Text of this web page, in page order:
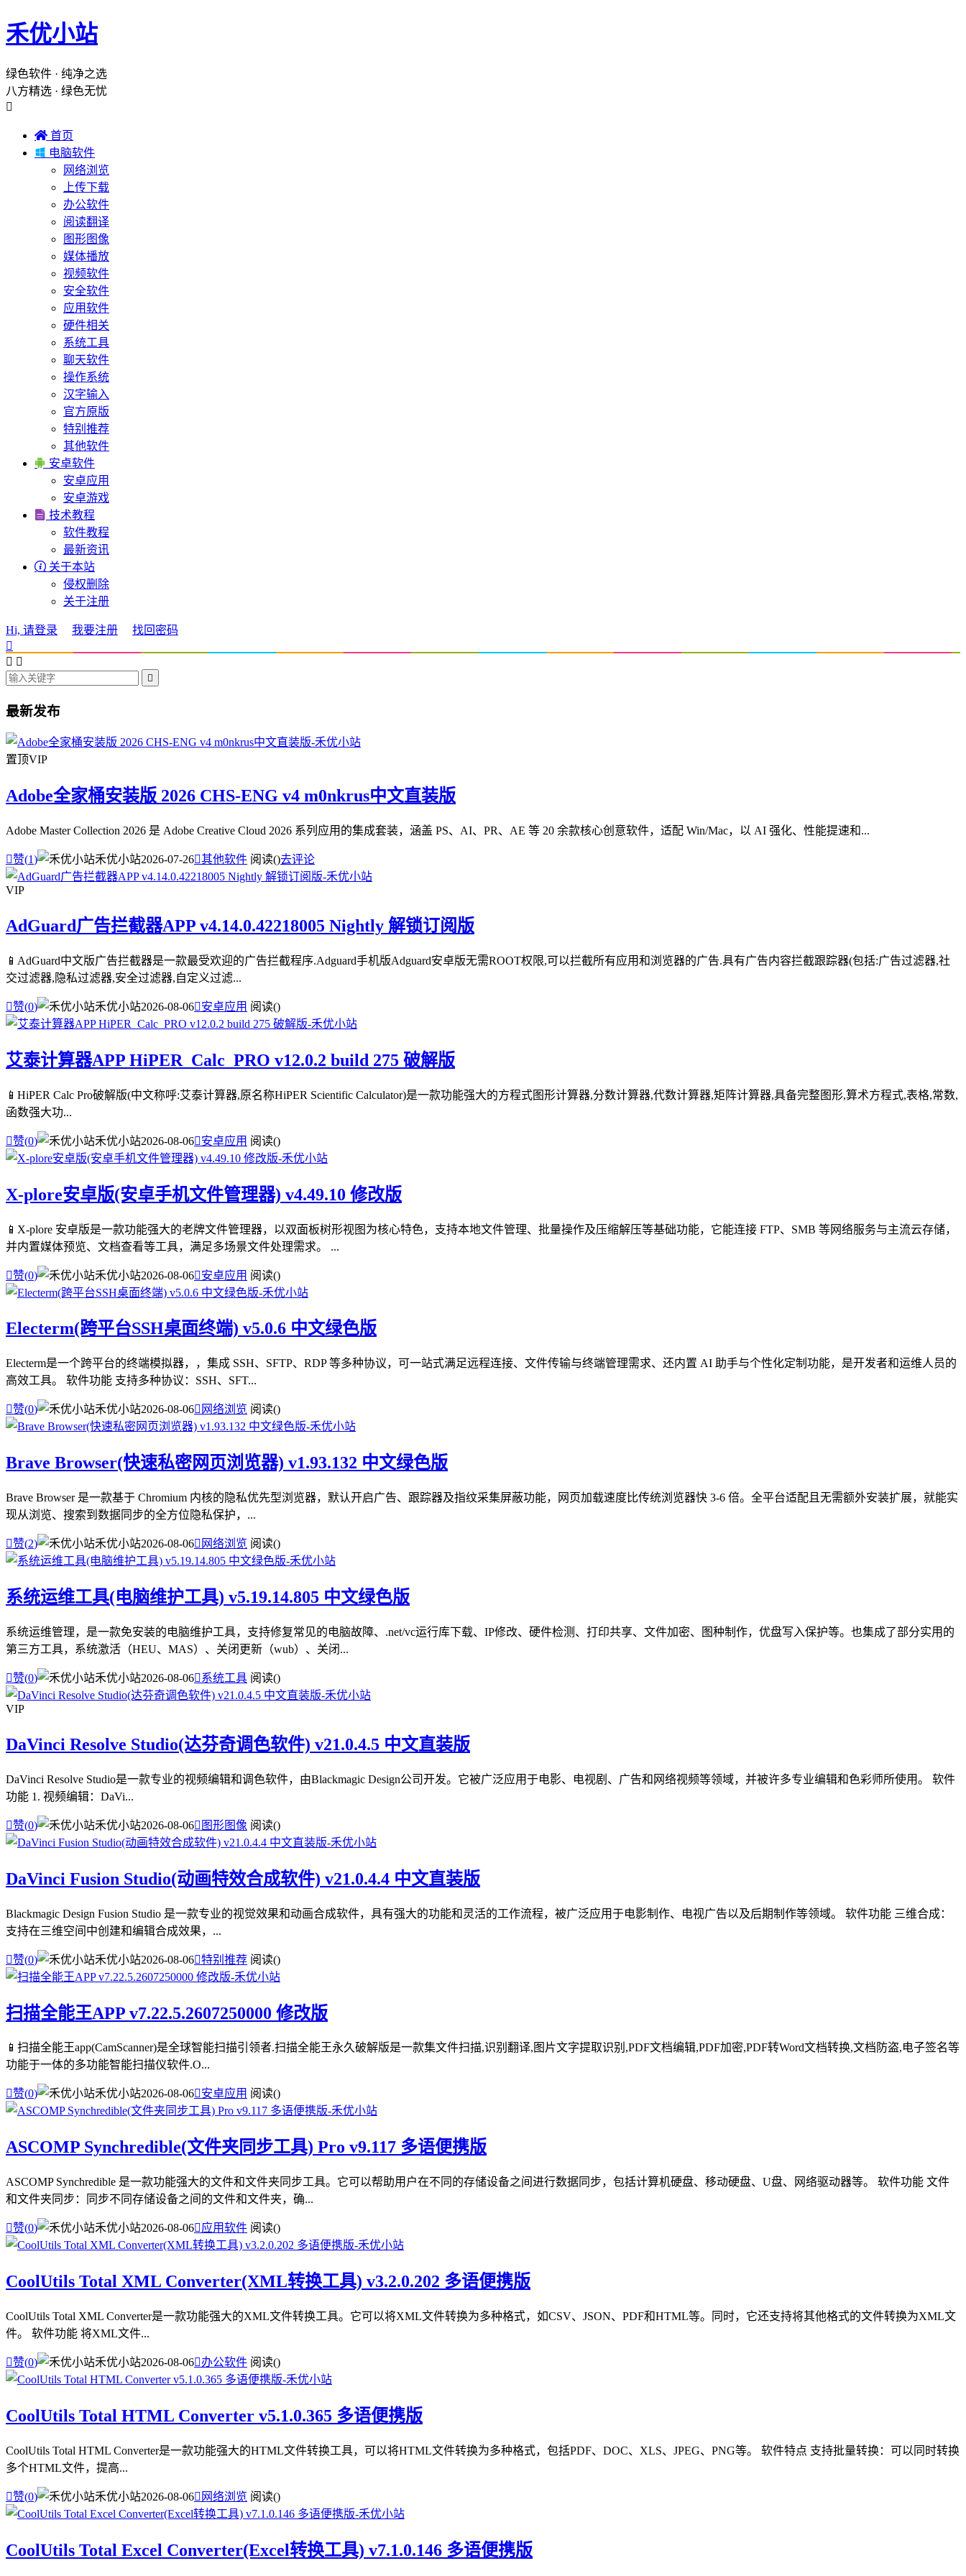
禾优小站
绿色软件 · 纯净之选
八方精选 · 绿色无忧

 首页
 电脑软件
网络浏览
上传下载
办公软件
阅读翻译
图形图像
媒体播放
视频软件
安全软件
应用软件
硬件相关
系统工具
聊天软件
操作系统
汉字输入
官方原版
特别推荐
其他软件
 安卓软件
安卓应用
安卓游戏
 技术教程
软件教程
最新资讯
 关于本站
侵权删除
关于注册
Hi, 请登录 我要注册
找回密码

 

最新发布
置顶VIP
Adobe全家桶安装版 2026 CHS-ENG v4 m0nkrus中文直装版
Adobe Master Collection 2026 是 Adobe Creative Cloud 2026 系列应用的集成套装，涵盖 PS、AI、PR、AE 等 20 余款核心创意软件，适配 Win/Mac，以 AI 强化、性能提速和...
赞(1) 禾优小站2026-07-26其他软件 阅读()去评论
VIP
AdGuard广告拦截器APP v4.14.0.42218005 Nightly 解锁订阅版
📱AdGuard中文版广告拦截器是一款最受欢迎的广告拦截程序.Adguard手机版Adguard安卓版无需ROOT权限,可以拦截所有应用和浏览器的广告.具有广告内容拦截跟踪器(包括:广告过滤器,社
交过滤器,隐私过滤器,安全过滤器,自定义过滤...
赞(0) 禾优小站2026-08-06安卓应用 阅读()
艾泰计算器APP HiPER_Calc_PRO v12.0.2 build 275 破解版
📱HiPER Calc Pro破解版(中文称呼:艾泰计算器,原名称HiPER Scientific Calculator)是一款功能强大的方程式图形计算器,分数计算器,代数计算器,矩阵计算器,具备完整图形,算术方程式,表格,常数,
函数强大功...
赞(0) 禾优小站2026-08-06安卓应用 阅读()
X-plore安卓版(安卓手机文件管理器) v4.49.10 修改版
📱X-plore 安卓版是一款功能强大的老牌文件管理器，以双面板树形视图为核心特色，支持本地文件管理、批量操作及压缩解压等基础功能，它能连接 FTP、SMB 等网络服务与主流云存储，
并内置媒体预览、文档查看等工具，满足多场景文件处理需求。 ...
赞(0) 禾优小站2026-08-06安卓应用 阅读()
Electerm(跨平台SSH桌面终端) v5.0.6 中文绿色版
Electerm是一个跨平台的终端模拟器，，集成 SSH、SFTP、RDP 等多种协议，可一站式满足远程连接、文件传输与终端管理需求、还内置 AI 助手与个性化定制功能，是开发者和运维人员的
高效工具。 软件功能 支持多种协议：SSH、SFT...
赞(0) 禾优小站2026-08-06 网络浏览 阅读()
Brave Browser(快速私密网页浏览器) v1.93.132 中文绿色版
Brave Browser 是一款基于 Chromium 内核的隐私优先型浏览器，默认开启广告、跟踪器及指纹采集屏蔽功能，网页加载速度比传统浏览器快 3-6 倍。全平台适配且无需额外安装扩展，就能实
现从浏览、搜索到数据同步的全方位隐私保护，...
赞(2) 禾优小站2026-08-06 网络浏览 阅读()
系统运维工具(电脑维护工具) v5.19.14.805 中文绿色版
系统运维管理，是一款免安装的电脑维护工具，支持修复常见的电脑故障、.net/vc运行库下载、IP修改、硬件检测、打印共享、文件加密、图种制作，优盘写入保护等。也集成了部分实用的
第三方工具，系统激活（HEU、MAS）、关闭更新（wub）、关闭...
赞(0) 禾优小站2026-08-06系统工具 阅读()
VIP
DaVinci Resolve Studio(达芬奇调色软件) v21.0.4.5 中文直装版
DaVinci Resolve Studio是一款专业的视频编辑和调色软件，由Blackmagic Design公司开发。它被广泛应用于电影、电视剧、广告和网络视频等领域，并被许多专业编辑和色彩师所使用。 软件
功能 1. 视频编辑：DaVi...
赞(0) 禾优小站2026-08-06 图形图像 阅读()
DaVinci Fusion Studio(动画特效合成软件) v21.0.4.4 中文直装版
Blackmagic Design Fusion Studio 是一款专业的视觉效果和动画合成软件，具有强大的功能和灵活的工作流程，被广泛应用于电影制作、电视广告以及后期制作等领域。 软件功能 三维合成：
支持在三维空间中创建和编辑合成效果，...
赞(0) 禾优小站2026-08-06特别推荐 阅读()
扫描全能王APP v7.22.5.2607250000 修改版
📱扫描全能王app(CamScanner)是全球智能扫描引领者.扫描全能王永久破解版是一款集文件扫描,识别翻译,图片文字提取识别,PDF文档编辑,PDF加密,PDF转Word文档转换,文档防盗,电子签名等
功能于一体的多功能智能扫描仪软件.O...
赞(0) 禾优小站2026-08-06安卓应用 阅读()
ASCOMP Synchredible(文件夹同步工具) Pro v9.117 多语便携版
ASCOMP Synchredible 是一款功能强大的文件和文件夹同步工具。它可以帮助用户在不同的存储设备之间进行数据同步，包括计算机硬盘、移动硬盘、U盘、网络驱动器等。 软件功能 文件
和文件夹同步：同步不同存储设备之间的文件和文件夹，确...
赞(0) 禾优小站2026-08-06应用软件 阅读()
CoolUtils Total XML Converter(XML转换工具) v3.2.0.202 多语便携版
CoolUtils Total XML Converter是一款功能强大的XML文件转换工具。它可以将XML文件转换为多种格式，如CSV、JSON、PDF和HTML等。同时，它还支持将其他格式的文件转换为XML文
件。 软件功能 将XML文件...
赞(0) 禾优小站2026-08-06办公软件 阅读()
CoolUtils Total HTML Converter v5.1.0.365 多语便携版
CoolUtils Total HTML Converter是一款功能强大的HTML文件转换工具，可以将HTML文件转换为多种格式，包括PDF、DOC、XLS、JPEG、PNG等。 软件特点 支持批量转换：可以同时转换
多个HTML文件，提高...
赞(0) 禾优小站2026-08-06 网络浏览 阅读()
CoolUtils Total Excel Converter(Excel转换工具) v7.1.0.146 多语便携版